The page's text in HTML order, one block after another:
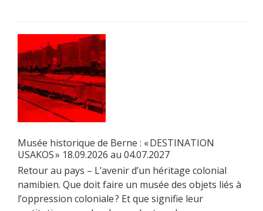
Musée historique de Berne : « DESTINATION
USAKOS » 18.09.2026 au 04.07.2027
Retour au pays – L’avenir d’un héritage colonial
namibien. Que doit faire un musée des objets liés à
l’oppression coloniale ? Et que signifie leur